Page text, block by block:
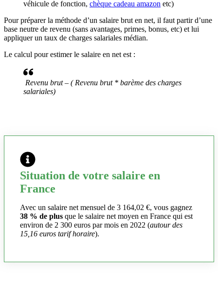
véhicule de fonction, chèque cadeau amazon etc)
Pour préparer la méthode d’un salaire brut en net, il faut partir d’une
base neutre de revenu (sans avantages, primes, bonus, etc) et lui
appliquer un taux de charges salariales médian.
Le calcul pour estimer le salaire en net est :
Revenu brut – ( Revenu brut * barème des charges
salariales)
Situation de votre salaire en
France
Avec un salaire net mensuel de 3 164,02 €, vous gagnez
38 % de plus que le salaire net moyen en France qui est
environ de 2 300 euros par mois en 2022 (autour des
15,16 euros tarif horaire).